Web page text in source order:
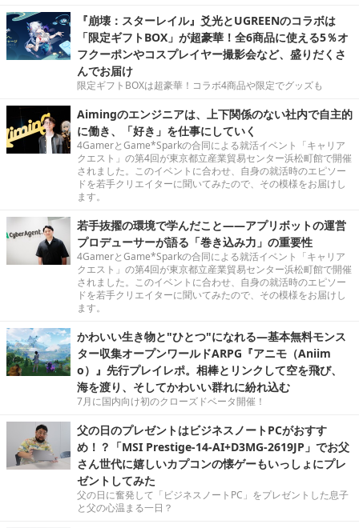
『崩壊：スターレイル』爻光とUGREENのコラボは
「限定ギフトBOX」が超豪華！全6商品に使える5％オ
フクーポンやコスプレイヤー撮影会など、盛りだくさ
んでお届け
限定ギフトBOXは超豪華！コラボ4商品や限定でグッズも
Aimingのエンジニアは、上下関係のない社内で自主的
に働き、「好き」を仕事にしていく
4GamerとGame*Sparkの合同による就活イベント「キャリア
クエスト」の第4回が東京都立産業貿易センター浜松町館で開催
されました。このイベントに合わせ、自身の就活時のエピソー
ドを若手クリエイターに聞いてみたので、その模様をお届けし
ます。
若手抜擢の環境で学んだこと――アプリボットの運営
プロデューサーが語る「巻き込み力」の重要性
4GamerとGame*Sparkの合同による就活イベント「キャリア
クエスト」の第4回が東京都立産業貿易センター浜松町館で開催
されました。このイベントに合わせ、自身の就活時のエピソー
ドを若手クリエイターに聞いてみたので、その模様をお届けし
ます。
かわいい生き物と"ひとつ"になれる―基本無料モンス
ター収集オープンワールドARPG『アニモ（Aniim
o）』先行プレイレポ。相棒とリンクして空を飛び、
海を渡り、そしてかわいい群れに紛れ込む
7月に国内向け初のクローズドベータ開催！
父の日のプレゼントはビジネスノートPCがおすす
め！？「MSI Prestige-14-AI+D3MG-2619JP」でお父
さん世代に嬉しいカプコンの懐ゲーもいっしょにプレ
ゼントしてみた
父の日に奮発して「ビジネスノートPC」をプレゼントした息子
と父の心温まる一日？